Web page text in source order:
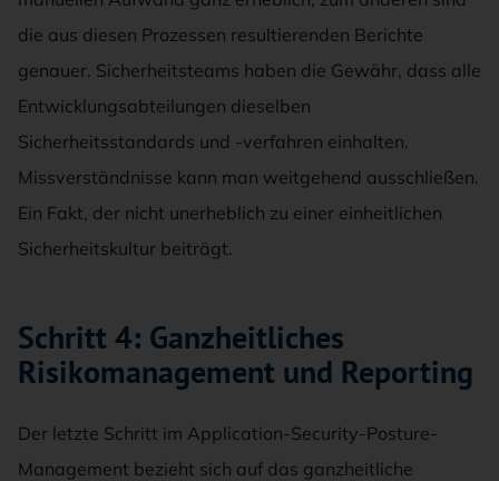
die aus diesen Prozessen resultierenden Berichte
genauer. Sicherheitsteams haben die Gewähr, dass alle
Entwicklungsabteilungen dieselben
Sicherheitsstandards und -verfahren einhalten.
Missverständnisse kann man weitgehend ausschließen.
Ein Fakt, der nicht unerheblich zu einer einheitlichen
Sicherheitskultur beiträgt.
Schritt 4: Ganzheitliches
Risikomanagement und Reporting
Der letzte Schritt im Application-Security-Posture-
Management bezieht sich auf das ganzheitliche